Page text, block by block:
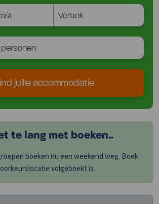
jullie accommodatie
te lang met boeken..
boeken nu een weekend weg. Boek
volgeboekt is.